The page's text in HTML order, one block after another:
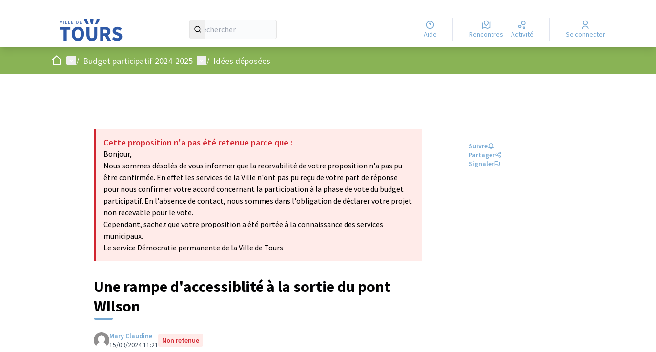
Aide Rencontres Activité Se connecter
AccueilMenu principal
/ Budget participatif 2024-2025 Menu utilisateur
/ Idées déposées
Cette proposition n'a pas été retenue parce que :
Bonjour,
Nous sommes désolés de vous informer que la recevabilité de votre proposition n'a pas pu
être confirmée. En effet les services de la Ville n'ont pas pu reçu de votre part de réponse
pour nous confirmer votre accord concernant la participation à la phase de vote du budget
participatif. En l'absence de contact, nous sommes dans l'obligation de déclarer votre projet
non recevable pour le vote.
Cependant, sachez que votre proposition a été portée à la connaissance des services
municipaux.
Le service Démocratie permanente de la Ville de Tours
Une rampe d'accessiblité à la sortie du pont
WIlson
Mary Claudine
15/09/2024 11:21 Non retenue
Suivre
Partager
Signaler